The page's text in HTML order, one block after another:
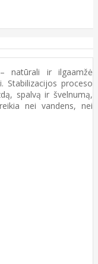
natūrali ir ilgaamžė
Stabilizacijos proceso
spalvą ir švelnumą,
nei vandens, nei